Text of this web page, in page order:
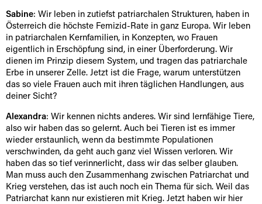
Sabine: Wir leben in zutiefst patriarchalen Strukturen, haben in
Österreich die höchste Femizid-Rate in ganz Europa. Wir leben
in patriarchalen Kernfamilien, in Konzepten, wo Frauen
eigentlich in Erschöpfung sind, in einer Überforderung. Wir
dienen im Prinzip diesem System, und tragen das patriarchale
Erbe in unserer Zelle. Jetzt ist die Frage, warum unterstützen
das so viele Frauen auch mit ihren täglichen Handlungen, aus
deiner Sicht?
Alexandra: Wir kennen nichts anderes. Wir sind lernfähige Tiere,
also wir haben das so gelernt. Auch bei Tieren ist es immer
wieder erstaunlich, wenn da bestimmte Populationen
verschwinden, da geht auch ganz viel Wissen verloren. Wir
haben das so tief verinnerlicht, dass wir das selber glauben.
Man muss auch den Zusammenhang zwischen Patriarchat und
Krieg verstehen, das ist auch noch ein Thema für sich. Weil das
Patriarchat kann nur existieren mit Krieg. Jetzt haben wir hier